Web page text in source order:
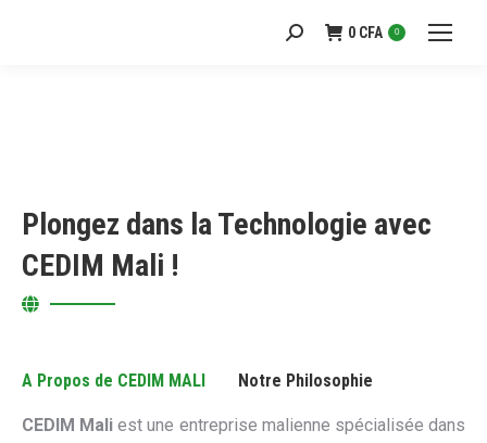
Recherche
0 CFA 0
Plongez dans la Technologie avec
CEDIM Mali !
A Propos de CEDIM MALI Notre Philosophie
CEDIM Mali est une entreprise malienne spécialisée dans